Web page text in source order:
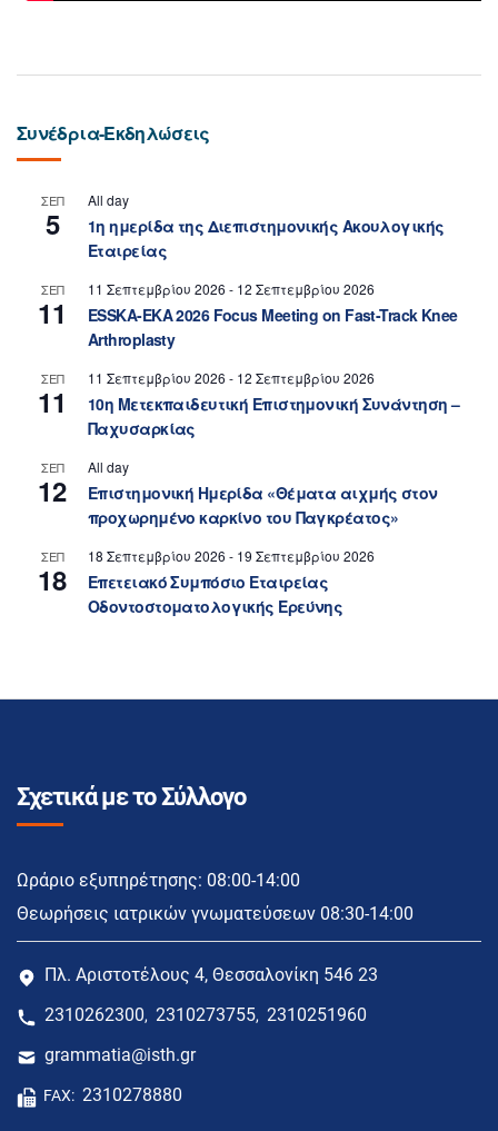
Συνέδρια-Εκδηλώσεις
ΣΕΠ
5
All day
1η ημερίδα της Διεπιστημονικής Ακουλογικής
Εταιρείας
ΣΕΠ
11
11 Σεπτεμβρίου 2026 - 12 Σεπτεμβρίου 2026
ESSKA-EKA 2026 Focus Meeting on Fast-Track Knee
Arthroplasty
ΣΕΠ
11
11 Σεπτεμβρίου 2026 - 12 Σεπτεμβρίου 2026
10η Μετεκπαιδευτική Επιστημονική Συνάντηση –
Παχυσαρκίας
ΣΕΠ
12
All day
Επιστημονική Ημερίδα «Θέματα αιχμής στον
προχωρημένο καρκίνο του Παγκρέατος»
ΣΕΠ
18
18 Σεπτεμβρίου 2026 - 19 Σεπτεμβρίου 2026
Επετειακό Συμπόσιο Εταιρείας
Οδοντοστοματολογικής Ερεύνης
Σχετικά με το Σύλλογο
Ωράριο εξυπηρέτησης: 08:00-14:00
Θεωρήσεις ιατρικών γνωματεύσεων 08:30-14:00
Πλ. Αριστοτέλους 4, Θεσσαλονίκη 546 23
2310262300, 2310273755, 2310251960
grammatia@isth.gr
FAX: 2310278880